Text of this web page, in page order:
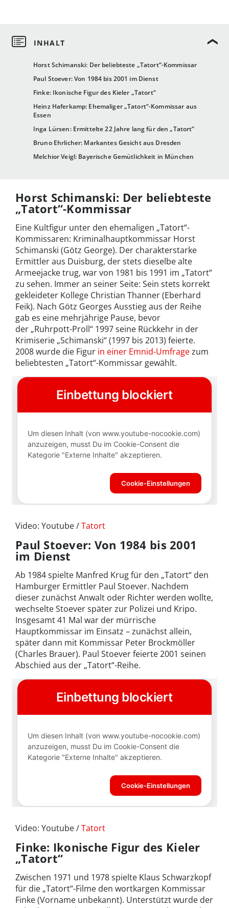
Horst Schimanski: Der beliebteste „Tatort“-Kommissar
Paul Stoever: Von 1984 bis 2001 im Dienst
Finke: Ikonische Figur des Kieler „Tatort“
Heinz Haferkamp: Ehemaliger „Tatort“-Kommissar aus
Essen
Inga Lürsen: Ermittelte 22 Jahre lang für den „Tatort“
Bruno Ehrlicher: Markantes Gesicht aus Dresden
Melchior Veigl: Bayerische Gemütlichkeit in München
Horst Schimanski: Der beliebteste
„Tatort“-Kommissar
Eine Kultfigur unter den ehemaligen „Tatort“-
Kommissaren: Kriminalhauptkommissar Horst
Schimanski (Götz George). Der charakterstarke
Ermittler aus Duisburg, der stets dieselbe alte
Armeejacke trug, war von 1981 bis 1991 im „Tatort“
zu sehen. Immer an seiner Seite: Sein stets korrekt
gekleideter Kollege Christian Thanner (Eberhard
Feik). Nach Götz Georges Ausstieg aus der Reihe
gab es eine mehrjährige Pause, bevor
der „Ruhrpott-Proll“ 1997 seine Rückkehr in der
Krimiserie „Schimanski“ (1997 bis 2013) feierte.
2008 wurde die Figur in einer Emnid-Umfragezum
beliebtesten „Tatort“-Kommissar gewählt.
Video: Youtube /Tatort
Paul Stoever: Von 1984 bis 2001
im Dienst
Ab 1984 spielte Manfred Krug für den „Tatort“ den
Hamburger Ermittler Paul Stoever. Nachdem
dieser zunächst Anwalt oder Richter werden wollte,
wechselte Stoever später zur Polizei und Kripo.
Insgesamt 41 Mal war der mürrische
Hauptkommissar im Einsatz – zunächst allein,
später dann mit Kommissar Peter Brockmöller
(Charles Brauer). Paul Stoever feierte 2001 seinen
Abschied aus der „Tatort“-Reihe.
Video: Youtube /Tatort
Finke: Ikonische Figur des Kieler
„Tatort“
Zwischen 1971 und 1978 spielte Klaus Schwarzkopf
für die „Tatort“-Filme den wortkargen Kommissar
Finke (Vorname unbekannt). Unterstützt wurde der